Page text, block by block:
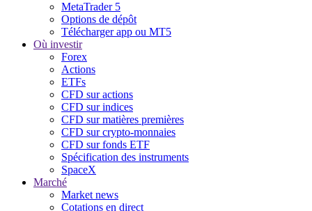
MetaTrader 5
Options de dépôt
Télécharger app ou MT5
Où investir
Forex
Actions
ETFs
CFD sur actions
CFD sur indices
CFD sur matières premières
CFD sur crypto-monnaies
CFD sur fonds ETF
Spécification des instruments
SpaceX
Marché
Market news
Cotations en direct